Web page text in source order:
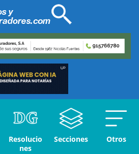
Resolucio
nes
Secciones Otros